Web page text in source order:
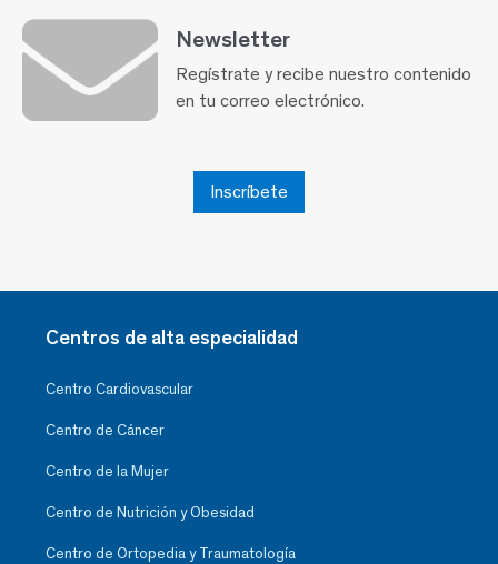
Newsletter
Regístrate y recibe nuestro contenido
en tu correo electrónico.
Inscríbete
Centros de alta especialidad
Centro Cardiovascular
Centro de Cáncer
Centro de la Mujer
Centro de Nutrición y Obesidad
Centro de Ortopedia y Traumatología